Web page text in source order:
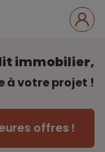
immobilier,
à votre projet !
offres !